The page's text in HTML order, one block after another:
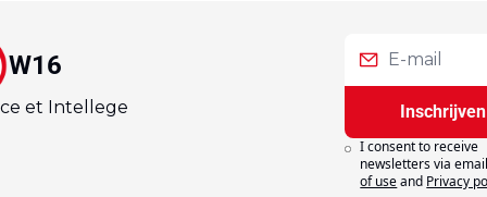
W16
et Intellege Inschrijven
I consent to receive
newsletters via
of useand Privacy